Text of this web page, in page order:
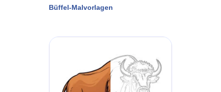
Büffel-Malvorlagen